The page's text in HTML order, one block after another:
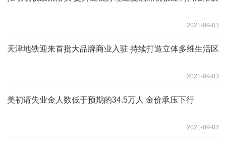
2021-09-03
天津地铁迎来首批大品牌商业入驻 持续打造立体多维生活区
2021-09-03
美初请失业金人数低于预期的34.5万人 金价承压下行
2021-09-03